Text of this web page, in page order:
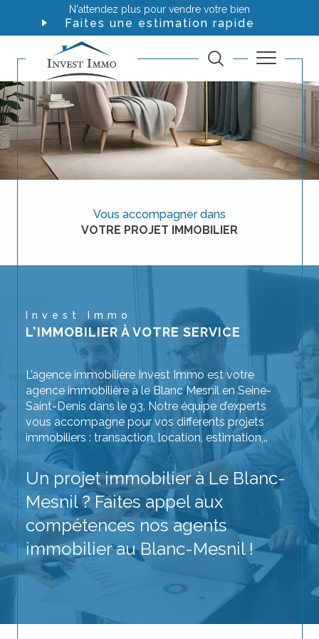
N'attendez plus pour vendre votre bien
Faites une estimation rapide
Vous accompagner dans
VOTRE PROJET IMMOBILIER
Invest Immo
L'IMMOBILIER À VOTRE SERVICE
L’agence immobilière Invest Immo est votre
agence immobilière à le Blanc Mesnil en Seine-
Saint-Denis dans le 93. Notre équipe d’experts
vous accompagne pour vos différents projets
immobiliers : transaction, location, estimation,..
Un projet immobilier à Le Blanc-
Mesnil ? Faites appel aux
compétences nos agents
immobilier au Blanc-Mesnil !
Achetez votre prochain bien immobilier sans